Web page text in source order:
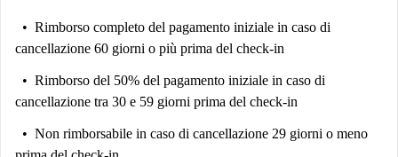
Rimborso completo del pagamento iniziale in caso di
cancellazione 60 giorni o più prima del check-in
Rimborso del 50% del pagamento iniziale in caso di
cancellazione tra 30 e 59 giorni prima del check-in
Non rimborsabile in caso di cancellazione 29 giorni o meno